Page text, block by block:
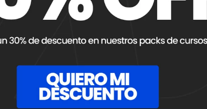
Compartir
Ecosistema global de fabricantes de insumos